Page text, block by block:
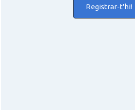
Registrar-t'hi!